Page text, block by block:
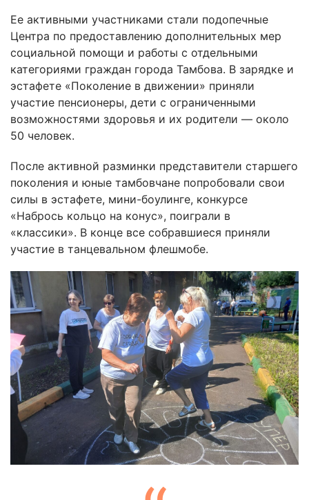
Ее активными участниками стали подопечные
Центра по предоставлению дополнительных мер
социальной помощи и работы с отдельными
категориями граждан города Тамбова. В зарядке и
эстафете «Поколение в движении» приняли
участие пенсионеры, дети с ограниченными
возможностями здоровья и их родители — около
50 человек.
После активной разминки представители старшего
поколения и юные тамбовчане попробовали свои
силы в эстафете, мини-боулинге, конкурсе
«Набрось кольцо на конус», поиграли в
«классики». В конце все собравшиеся приняли
участие в танцевальном флешмобе.